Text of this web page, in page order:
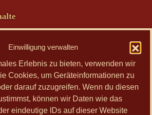
Einwilligung verwalten
Erlebnis zu bieten, verwenden wir
Cookies, um Geräteinformationen zu
darauf zuzugreifen. Wenn du diesen
können wir Daten wie das
eindeutige IDs auf dieser Website
sind wir gemäß § 7 Abs.1 TMG für
diesen Seiten nach den allgemeinen
Nach §§ 8 bis 10 TMG sind wir
jedoch nicht verpflichtet, übermittelte
fremde Informationen zu überwachen
zu forschen, die auf eine
hinweisen.